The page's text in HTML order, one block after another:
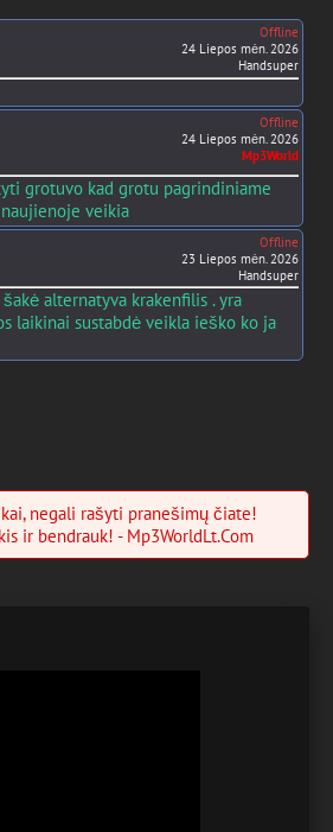
Offline
24 Liepos mėn. 2026
Handsuper
Offline
24 Liepos mėn. 2026
Mp3World
grotuvo kad grotu pagrindiniame
veikia
Offline
23 Liepos mėn. 2026
Handsuper
alternatyva krakenfilis . yra
laikinai sustabdė veikla ieško ko ja
negali rašyti pranešimų čiate!
ir bendrauk! - Mp3WorldLt.Com